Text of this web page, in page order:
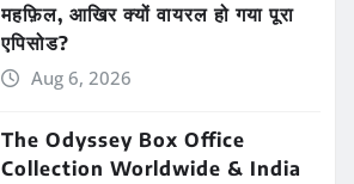
महफ़िल, आखिर क्यों वायरल हो गया पूरा
एपिसोड?
Aug 6, 2026
The Odyssey Box Office
Collection Worldwide & India